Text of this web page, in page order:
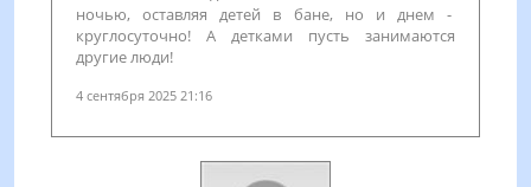
ночью, оставляя детей в бане, но и днем -
круглосуточно! А детками пусть занимаются
другие люди!
4 сентября 2025 21:16